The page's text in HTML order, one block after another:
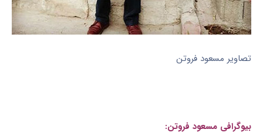
تصاویر مسعود فروتن
بیوگرافی مسعود فروتن: